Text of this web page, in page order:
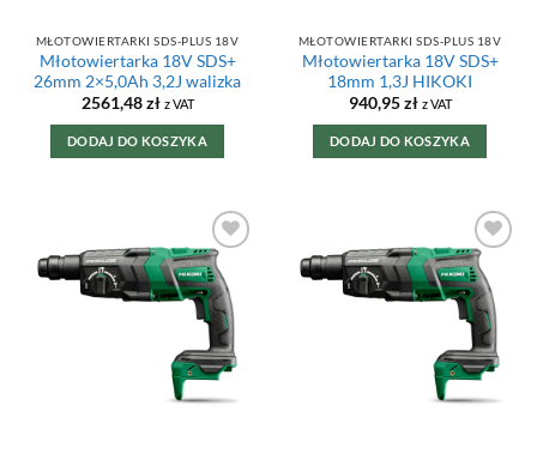
MŁOTOWIERTARKI SDS-PLUS 18V
Młotowiertarka 18V SDS+
26mm 2×5,0Ah 3,2J walizka
2561,48zł z VAT
DODAJ DO KOSZYKA
MŁOTOWIERTARKI SDS-PLUS 18V
Młotowiertarka 18V SDS+
18mm 1,3J HIKOKI
940,95zł z VAT
DODAJ DO KOSZYKA
DODAJ DO
ULUBIONYCH
DODAJ DO
ULUBIONYCH